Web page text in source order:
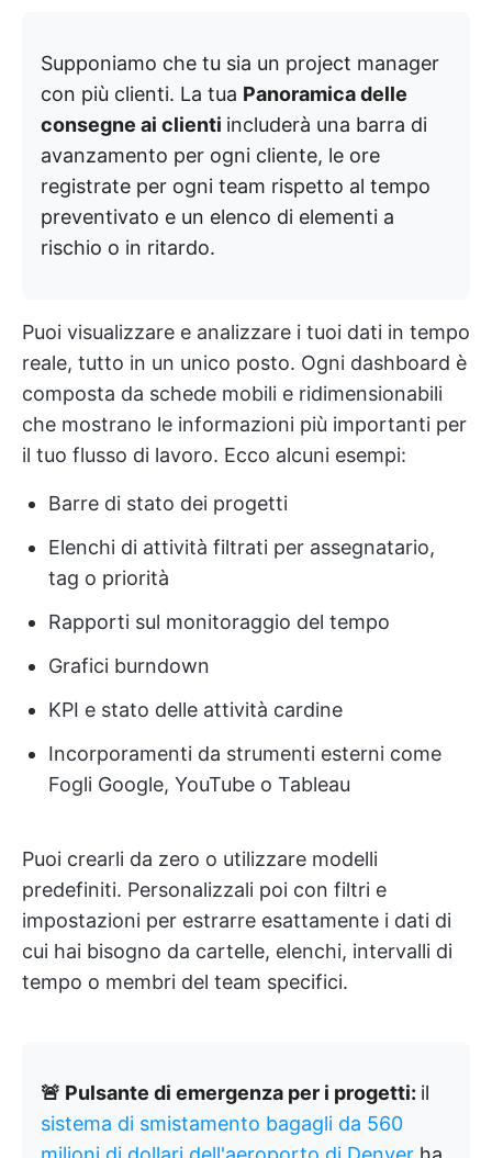
Supponiamo che tu sia un project manager
con più clienti. La tua Panoramica delle
consegne ai clienti includerà una barra di
avanzamento per ogni cliente, le ore
registrate per ogni team rispetto al tempo
preventivato e un elenco di elementi a
rischio o in ritardo.
Puoi visualizzare e analizzare i tuoi dati in tempo
reale, tutto in un unico posto. Ogni dashboard è
composta da schede mobili e ridimensionabili
che mostrano le informazioni più importanti per
il tuo flusso di lavoro. Ecco alcuni esempi:
Barre di stato dei progetti
Elenchi di attività filtrati per assegnatario,
tag o priorità
Rapporti sul monitoraggio del tempo
Grafici burndown
KPI e stato delle attività cardine
Incorporamenti da strumenti esterni come
Fogli Google, YouTube o Tableau
Puoi crearli da zero o utilizzare modelli
predefiniti. Personalizzali poi con filtri e
impostazioni per estrarre esattamente i dati di
cui hai bisogno da cartelle, elenchi, intervalli di
tempo o membri del team specifici.
🚨 Pulsante di emergenza per i progetti: il
sistema di smistamento bagagli da 560